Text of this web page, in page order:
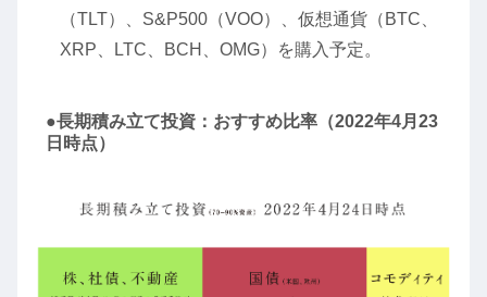
（TLT）、S&P500（VOO）、仮想通貨（BTC、
XRP、LTC、BCH、OMG）を購入予定。
●長期積み立て投資：おすすめ比率（2022年4月23
日時点）